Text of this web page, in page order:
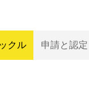
クル 申請と認定